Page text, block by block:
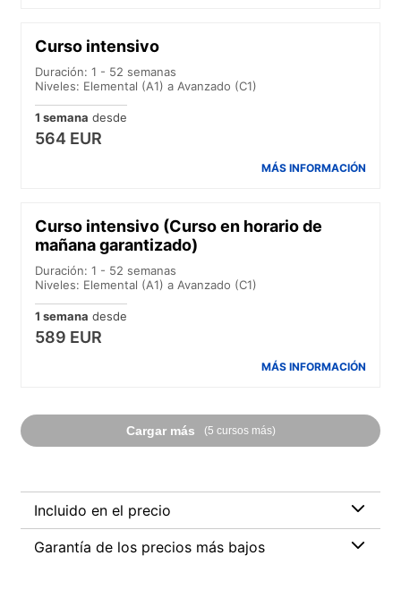
Curso intensivo
Duración: 1 - 52 semanas
Niveles: Elemental (A1) a Avanzado (C1)
1 semana desde
564 EUR
MÁS INFORMACIÓN
Curso intensivo (Curso en horario de
mañana garantizado)
Duración: 1 - 52 semanas
Niveles: Elemental (A1) a Avanzado (C1)
1 semana desde
589 EUR
MÁS INFORMACIÓN
Cargar más (5 cursos más)
Incluido en el precio
Garantía de los precios más bajos